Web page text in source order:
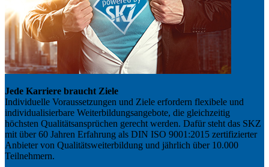
Jede Karriere braucht Ziele
Individuelle Voraussetzungen und Ziele erfordern flexibele und
individualisierbare Weiterbildungsangebote, die gleichzeitig
höchsten Qualitätsansprüchen gerecht werden. Dafür steht das SKZ
mit über 60 Jahren Erfahrung als DIN ISO 9001:2015 zertifizierter
Anbieter von Qualitätsweiterbildung und jährlich über 10.000
Teilnehmern.